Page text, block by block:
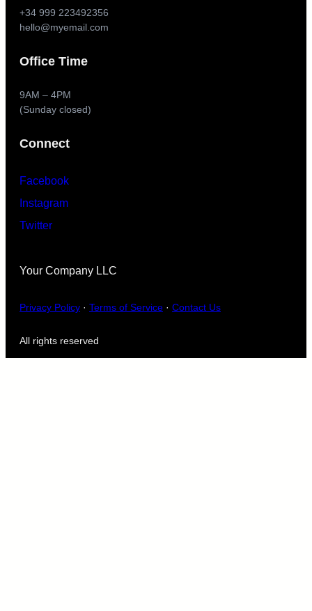
+34 999 223492356
hello@myemail.com
Office Time
9AM – 4PM
(Sunday closed)
Connect
Facebook
Instagram
Twitter
Your Company LLC
Privacy Policy · Terms of Service · Contact Us
All rights reserved